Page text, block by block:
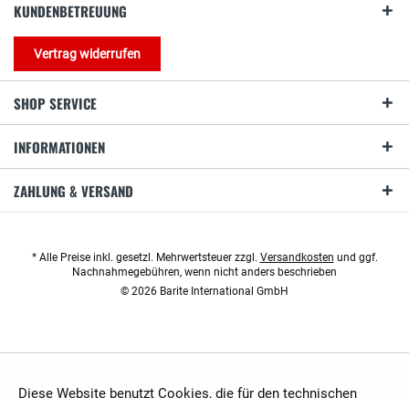
KUNDENBETREUUNG
Vertrag widerrufen
SHOP SERVICE
INFORMATIONEN
ZAHLUNG & VERSAND
* Alle Preise inkl. gesetzl. Mehrwertsteuer zzgl. Versandkosten und ggf.
Nachnahmegebühren, wenn nicht anders beschrieben
© 2026 Barite International GmbH
Diese Website benutzt Cookies, die für den technischen